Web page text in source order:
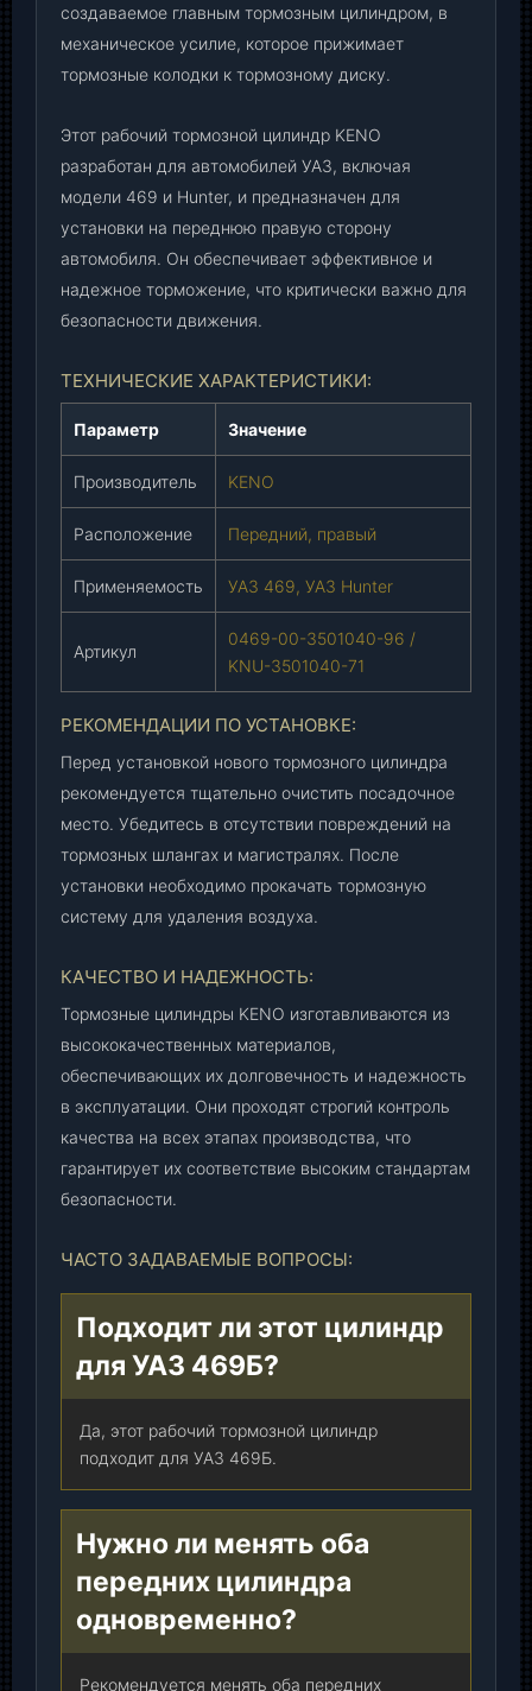
4
6
9
0
0
5
0
1
0
0
-
6
K
0
4
0
)
,
т
.
создаваемое главным тормозным цилиндром, в
механическое усилие, которое прижимает
тормозные колодки к тормозному диску.
Этот рабочий тормозной цилиндр KENO
разработан для автомобилей УАЗ, включая
модели 469 и Hunter, и предназначен для
установки на переднюю правую сторону
автомобиля. Он обеспечивает эффективное и
надежное торможение, что критически важно для
безопасности движения.
ТЕХНИЧЕСКИЕ ХАРАКТЕРИСТИКИ:
Параметр Значение
Производитель KENO
Расположение Передний, правый
Применяемость УАЗ 469, УАЗ Hunter
Артикул
0469-00-3501040-96 /
KNU-3501040-71
РЕКОМЕНДАЦИИ ПО УСТАНОВКЕ:
Перед установкой нового тормозного цилиндра
рекомендуется тщательно очистить посадочное
место. Убедитесь в отсутствии повреждений на
тормозных шлангах и магистралях. После
установки необходимо прокачать тормозную
систему для удаления воздуха.
КАЧЕСТВО И НАДЕЖНОСТЬ:
Тормозные цилиндры KENO изготавливаются из
высококачественных материалов,
обеспечивающих их долговечность и надежность
в эксплуатации. Они проходят строгий контроль
качества на всех этапах производства, что
гарантирует их соответствие высоким стандартам
безопасности.
ЧАСТО ЗАДАВАЕМЫЕ ВОПРОСЫ:
Подходит ли этот цилиндр
для УАЗ 469Б?
Да, этот рабочий тормозной цилиндр
подходит для УАЗ 469Б.
Нужно ли менять оба
передних цилиндра
одновременно?
Рекомендуется менять оба передних